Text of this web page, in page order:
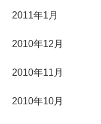
2011年1月
2010年12月
2010年11月
2010年10月